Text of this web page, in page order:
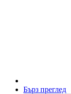
Бърз преглед